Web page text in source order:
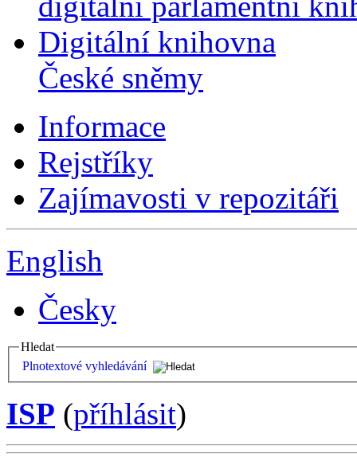
Digitální knihovna
České sněmy
Informace
Rejstříky
Zajímavosti v repozitáři
English
Česky
Hledat
Plnotextové vyhledávání
ISP (příhlásit)